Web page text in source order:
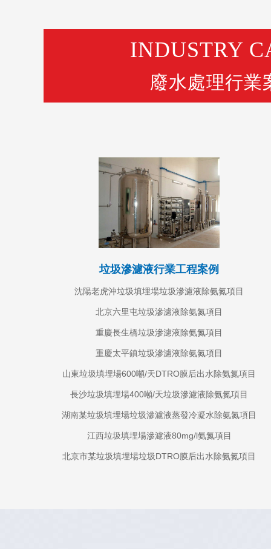
INDUSTRY
廢水處理行業
垃圾滲濾液行業工程案例
沈陽老虎沖垃圾填埋場垃圾滲濾液除氨氮項目
北京六里屯垃圾滲濾液除氨氮項目
重慶長生橋垃圾滲濾液除氨氮項目
重慶太平鎮垃圾滲濾液除氨氮項目
山東垃圾填埋場600噸/天DTRO膜后出水除氨氮項目
長沙垃圾填埋場400噸/天垃圾滲濾液除氨氮項目
湖南某垃圾填埋場垃圾滲濾液蒸發冷凝水除氨氮項目
江西垃圾填埋場滲濾液80mg/l氨氮項目
北京市某垃圾填埋場垃圾DTRO膜后出水除氨氮項目